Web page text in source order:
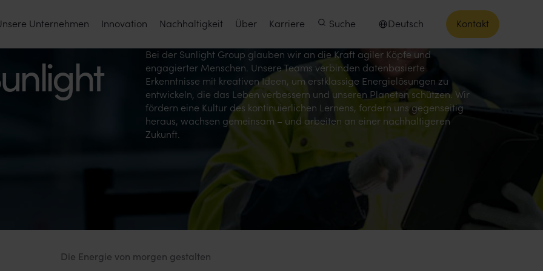
Unternehmen Innovation Nachhaltigkeit Über Karriere Suche
Sprache auswählen
Deutsch Kontakt
Bei der Sunlight Group glauben wir an die Kraft agiler Köpfe und
engagierter Menschen. Unsere Teams verbinden datenbasierte
Erkenntnisse mit kreativen Ideen, um erstklassige Energielösungen zu
entwickeln, die das Leben verbessern und unseren Planeten schützen. Wir
fördern eine Kultur des kontinuierlichen Lernens, fordern uns gegenseitig
heraus, wachsen gemeinsam – und arbeiten an einer nachhaltigeren
Zukunft.
Die Energie von morgen gestalten